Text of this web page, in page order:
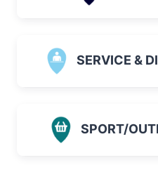
SERVICE &
SPORT/